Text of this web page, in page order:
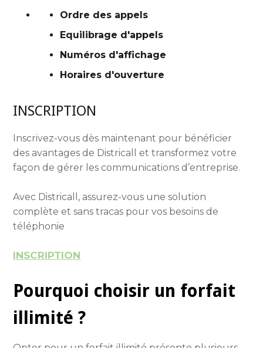
Ordre des appels
Equilibrage d'appels
Numéros d'affichage
Horaires d'ouverture
INSCRIPTION
Inscrivez-vous dès maintenant pour bénéficier
des avantages de Districall et transformez votre
façon de gérer les communications d’entreprise.
Avec Districall, assurez-vous une solution
complète et sans tracas pour vos besoins de
téléphonie
INSCRIPTION
Pourquoi choisir un forfait
illimité ?